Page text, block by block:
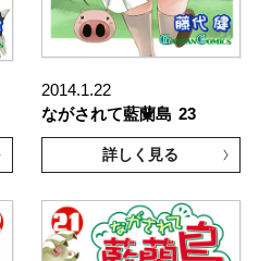
2014.1.22
ながされて藍蘭島 23
詳しく見る